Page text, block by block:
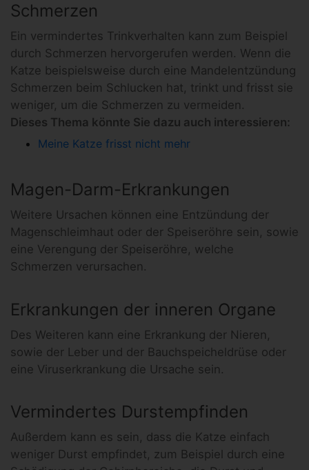
Schmerzen
Ein vermindertes Trinkverhalten kann zum Beispiel
durch Schmerzen hervorgerufen werden. Wenn die
Katze beispielsweise durch eine Mandelentzündung
Schmerzen beim Schlucken hat, trinkt und frisst sie
weniger, um die Schmerzen zu vermeiden.
Dieses Thema könnte Sie dazu auch interessieren:
Meine Katze frisst nicht mehr
Magen-Darm-Erkrankungen
Weitere Ursachen können eine Entzündung der
Magenschleimhaut oder der Speiseröhre sein, sowie
eine Verengung der Speiseröhre, welche
Schmerzen verursachen.
Erkrankungen der inneren Organe
Des Weiteren kann eine Erkrankung der Nieren,
sowie der Leber und der Bauchspeicheldrüse oder
eine Viruserkrankung die Ursache sein.
Vermindertes Durstempfinden
Außerdem kann es sein, dass die Katze einfach
weniger Durst empfindet, zum Beispiel durch eine